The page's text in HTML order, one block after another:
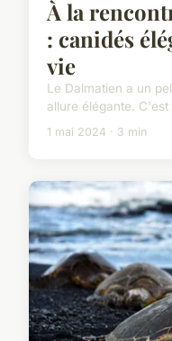
À la
: canidés
vie
Le Dalmatien a un
allure élégante.
1 mai 2024 · 3 min